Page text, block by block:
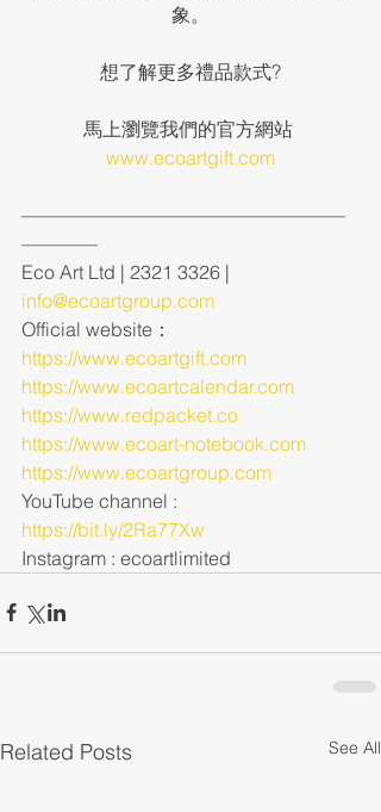
象。
想了解更多禮品款式?
馬上瀏覽我們的官方網站
www.ecoartgift.com
—————————————————
————
Eco Art Ltd | 2321 3326 |
info@ecoartgroup.com
Official website：
https://www.ecoartgift.com
https://www.ecoartcalendar.com
https://www.redpacket.co
https://www.ecoart-notebook.com
https://www.ecoartgroup.com
YouTube channel :
https://bit.ly/2Ra77Xw
Instagram : ecoartlimited
Related Posts See All